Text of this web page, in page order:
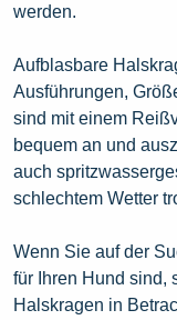
werden.
Aufblasbare
Ausführungen,
sind mit einem
bequem an und
auch
schlechtem Wetter
Wenn Sie auf der
für Ihren Hund sind,
Halskragen in